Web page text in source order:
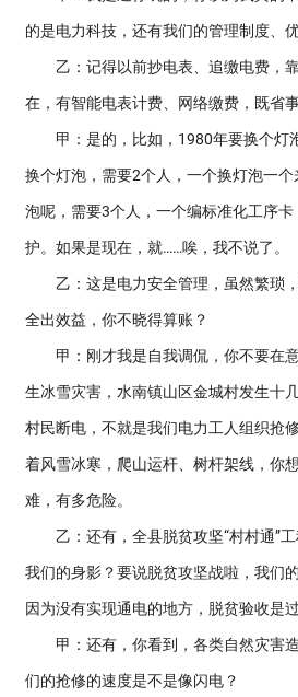
的是电力科技，还有我们的管理制度、优
乙：记得以前抄电表、追缴电费，
在，有智能电表计费、网络缴费，既省
甲：是的，比如，1980年要换个灯
换个灯泡，需要2个人，一个换灯泡一
泡呢，需要3个人，一个编标准化工序
护。如果是现在，就……唉，我不说了。
乙：这是电力安全管理，虽然繁琐
全出效益，你不晓得算账？
甲：刚才我是自我调侃，你不要在
生冰雪灾害，水南镇山区金城村发生十
村民断电，不就是我们电力工人组织抢
着风雪冰寒，爬山运杆、树杆架线，你
难，有多危险。
乙：还有，全县脱贫攻坚“村村通”工
我们的身影？要说脱贫攻坚战啦，我们
因为没有实现通电的地方，脱贫验收是过
甲：还有，你看到，各类自然灾害
们的抢修的速度是不是像闪电？